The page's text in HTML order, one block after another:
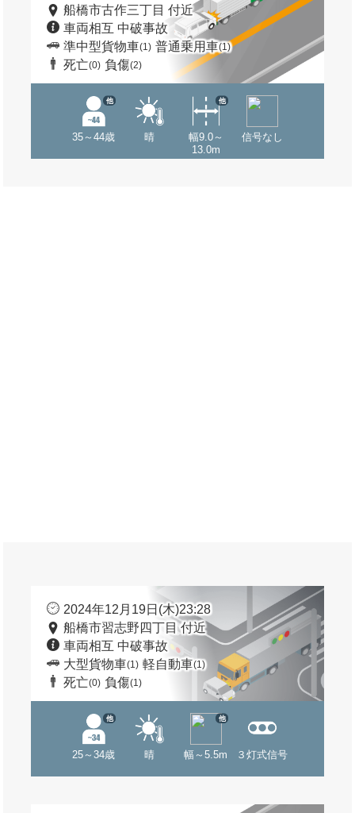
船橋市古作三丁目 付近
車両相互 中破事故
準中型貨物車(1) 普通乗用車(1)
死亡(0) 負傷(2)
35～44歳
他
晴
幅9.0～
13.0m
他
信号なし
2024年12月19日(木)23:28
船橋市習志野四丁目 付近
車両相互 中破事故
大型貨物車(1) 軽自動車(1)
死亡(0) 負傷(1)
25～34歳
他
晴 幅～5.5m
他
３灯式信号